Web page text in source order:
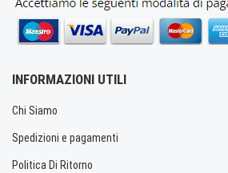
INFORMAZIONI UTILI
Chi Siamo
Spedizioni e pagamenti
Politica Di Ritorno